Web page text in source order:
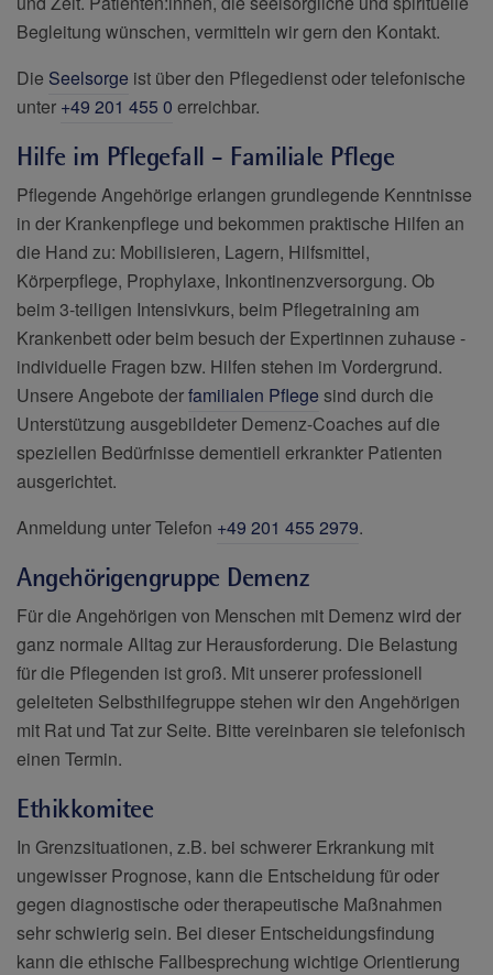
Begleitung wünschen, vermitteln wir gern den Kontakt.
Die Seelsorge ist über den Pflegedienst oder telefonische
unter +49 201 455 0 erreichbar.
Hilfe im Pflegefall - Familiale Pflege
Pflegende Angehörige erlangen grundlegende Kenntnisse
in der Krankenpflege und bekommen praktische Hilfen an
die Hand zu: Mobilisieren, Lagern, Hilfsmittel,
Körperpflege, Prophylaxe, Inkontinenzversorgung. Ob
beim 3-teiligen Intensivkurs, beim Pflegetraining am
Krankenbett oder beim besuch der Expertinnen zuhause -
individuelle Fragen bzw. Hilfen stehen im Vordergrund.
Unsere Angebote derfamilialen Pflege sind durch die
Unterstützung ausgebildeter Demenz-Coaches auf die
speziellen Bedürfnisse dementiell erkrankter Patienten
ausgerichtet.
Anmeldung unter Telefon +49 201 455 2979.
Angehörigengruppe Demenz
Für die Angehörigen von Menschen mit Demenz wird der
ganz normale Alltag zur Herausforderung. Die Belastung
für die Pflegenden ist groß. Mit unserer professionell
geleiteten Selbsthilfegruppe stehen wir den Angehörigen
mit Rat und Tat zur Seite. Bitte vereinbaren sie telefonisch
einen Termin.
Ethikkomitee
In Grenzsituationen, z.B. bei schwerer Erkrankung mit
ungewisser Prognose, kann die Entscheidung für oder
gegen diagnostische oder therapeutische Maßnahmen
sehr schwierig sein. Bei dieser Entscheidungsfindung
kann die ethische Fallbesprechung wichtige Orientierung